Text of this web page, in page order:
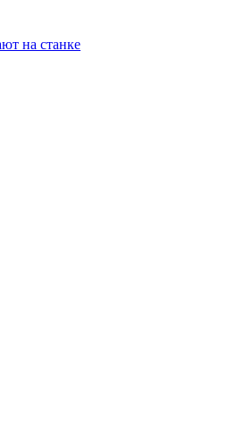
на станке